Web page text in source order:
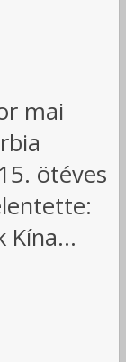
mai
ötéves
Kína...